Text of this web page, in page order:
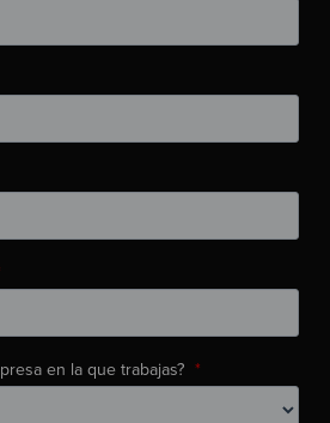
en la que trabajas? *